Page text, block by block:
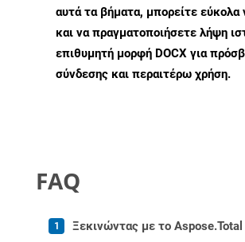
αυτά τα βήματα, μπορείτε
και να πραγματοποιήσετε λήψη
επιθυμητή μορφή DOCX για
σύνδεσης και περαιτέρω χρήση.
FAQ
Ξεκινώντας με το Aspose.Total